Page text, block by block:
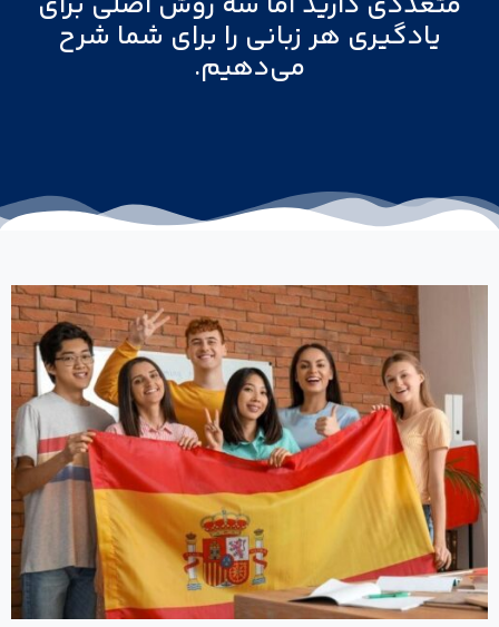
یادگیری هر زبانی را برای شما شرح
می‌دهیم.